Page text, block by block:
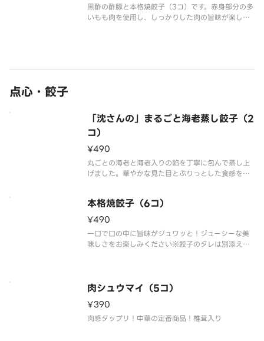
黒酢の酢豚と本格焼餃子（3コ）です。赤身部分の多
いもも肉を使用し、しっかりした肉の旨味が楽しめ
点心・餃子
「沈さんの」まるごと海老蒸し餃子（2
コ）
¥490
丸ごとの海老と海老入りの餡を丁寧に包んで蒸し上
げました。華やかな見た目とぷりっとした食感をお
本格焼餃子（6コ）
¥490
一口で口の中に旨味がジュワッと！ジューシーな美
味しさをお楽しみください※餃子のタレは別添えで
肉シュウマイ（5コ）
¥390
肉感タップリ！中華の定番商品！椎茸入り